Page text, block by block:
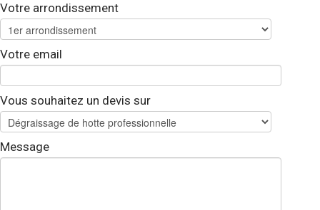
Votre arrondissement
Votre email
Vous souhaitez un devis sur
Message